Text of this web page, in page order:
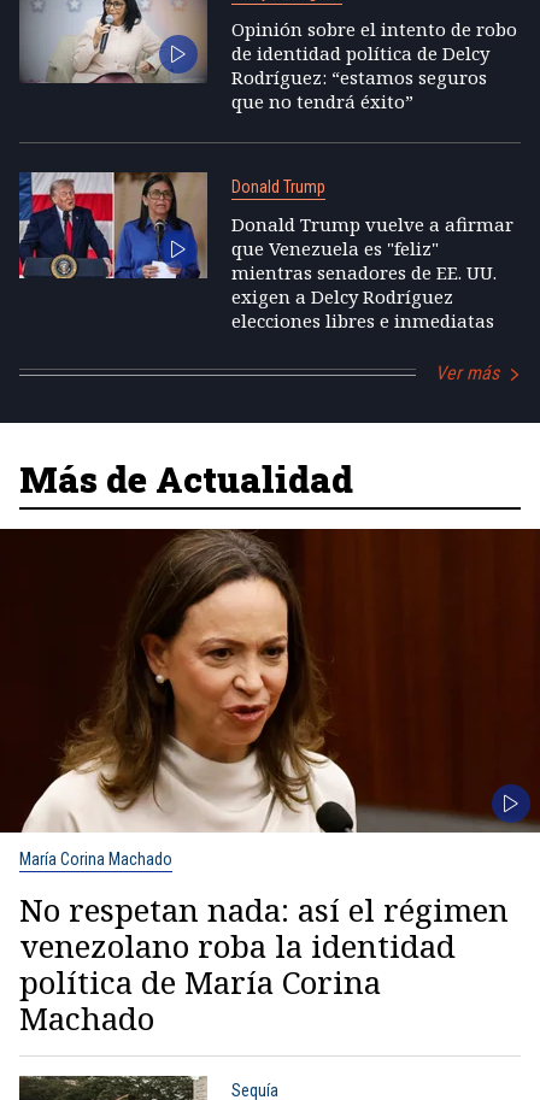
Opinión sobre el intento de robo
de identidad política de Delcy
Rodríguez: “estamos seguros
que no tendrá éxito”
Donald Trump
Donald Trump vuelve a afirmar
que Venezuela es "feliz"
mientras senadores de EE. UU.
exigen a Delcy Rodríguez
elecciones libres e inmediatas
Ver más
Más de Actualidad
María Corina Machado
No respetan nada: así el régimen
venezolano roba la identidad
política de María Corina
Machado
Sequía